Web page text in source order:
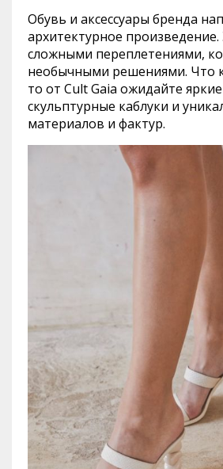
Обувь и аксессуары бренда
архитектурное
сложными переплетениями,
необычными решениями. Что
то от Cult Gaia ожидайте
скульптурные каблуки и
материалов и фактур.